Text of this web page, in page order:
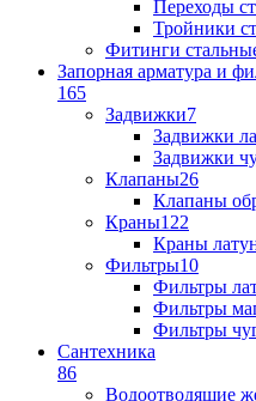
Переходы
Тройники
Фитинги
Запорная арматура и
165
Задвижки7
Задвижки
Задвижки
Клапаны26
Клапаны
Краны122
Краны
Фильтры10
Фильтры
Фильтры
Фильтры
Сантехника
86
Водоотводящие